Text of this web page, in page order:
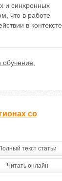
и синхронных
что в работе
в контексте
со
текст статьи
Читать онлайн